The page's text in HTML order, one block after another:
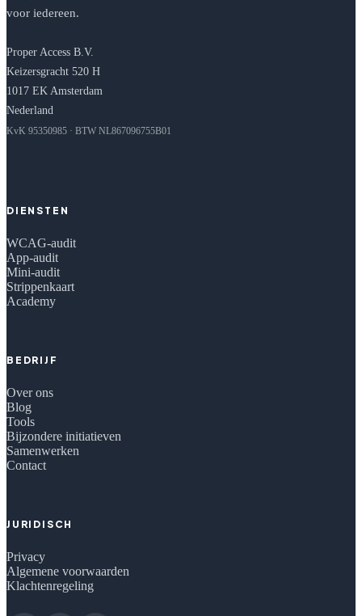
voor iedereen.
Proper Access B.V.
Keizersgracht 520 H
1017 EK Amsterdam
Nederland
KvK 95350985 · BTW NL867096755B01
DIENSTEN
WCAG-audit
App-audit
Mini-audit
Strippenkaart
Academy
BEDRIJF
Over ons
Blog
Tools
Bijzondere initiatieven
Samenwerken
Contact
JURIDISCH
Privacy
Algemene voorwaarden
Klachtenregeling